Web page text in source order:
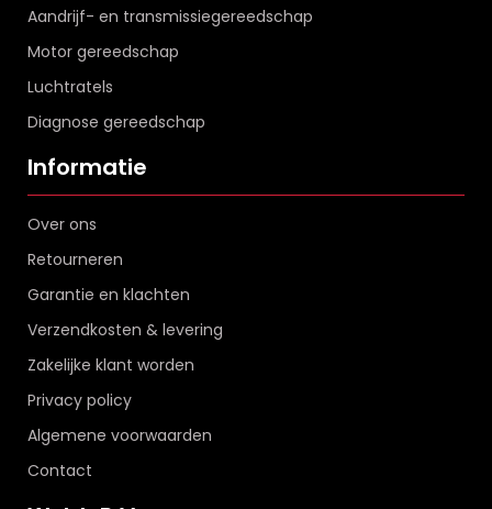
Aandrijf- en transmissiegereedschap
Motor gereedschap
Luchtratels
Diagnose gereedschap
Informatie
Over ons
Retourneren
Garantie en klachten
Verzendkosten & levering
Zakelijke klant worden
Privacy policy
Algemene voorwaarden
Contact